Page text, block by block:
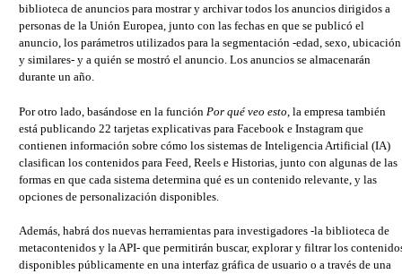
biblioteca de anuncios para mostrar y archivar todos los anuncios dirigidos a
personas de la Unión Europea, junto con las fechas en que se publicó el
anuncio, los parámetros utilizados para la segmentación -edad, sexo, ubicación
y similares- y a quién se mostró el anuncio. Los anuncios se almacenarán
durante un año.
Por otro lado, basándose en la función Por qué veo esto , la empresa también
está publicando 22 tarjetas explicativas para Facebook e Instagram que
contienen información sobre cómo los sistemas de Inteligencia Artificial (IA)
clasifican los contenidos para Feed, Reels e Historias, junto con algunas de las
formas en que cada sistema determina qué es un contenido relevante, y las
opciones de personalización disponibles.
Además, habrá dos nuevas herramientas para investigadores -la biblioteca de
metacontenidos y la API- que permitirán buscar, explorar y filtrar los
disponibles públicamente en una interfaz gráfica de usuario o a través de una